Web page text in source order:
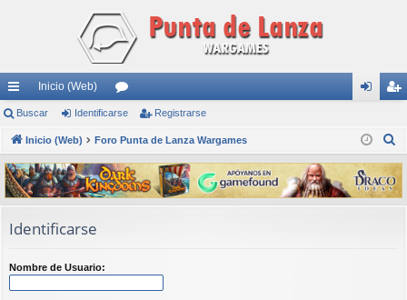
nl
ac
es
rá
pi
s
Inicio (Web)
or
os nti
fic
ar
ist
ra
rs
Buscar Identificarse Registrarse
Inicio (Web) Foro Punta de Lanza Wargames
s
c
Identificarse
Nombre de Usuario: